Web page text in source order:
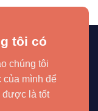
tôi có
chúng tôi
của mình để
được là tốt